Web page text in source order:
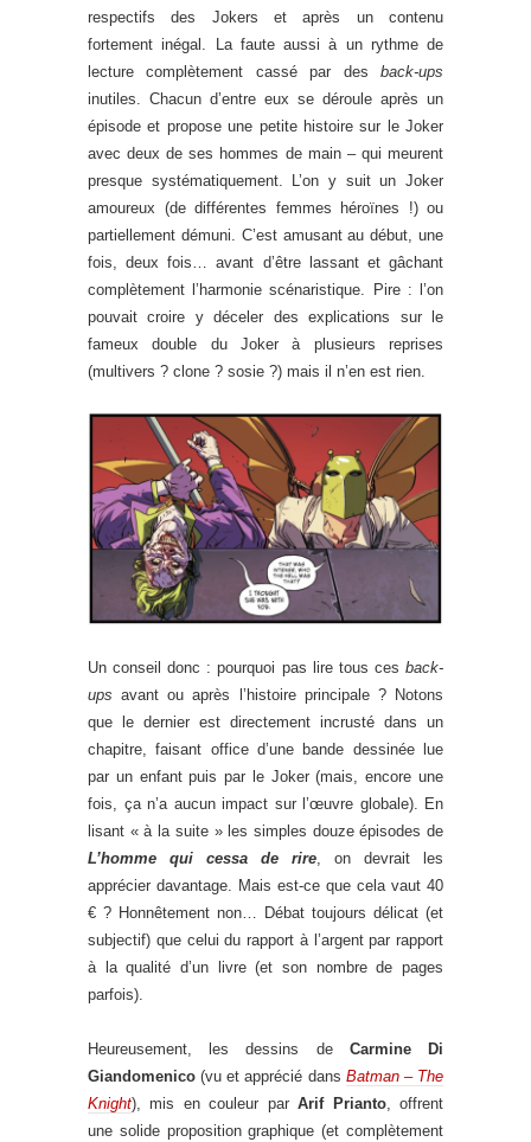
respectifs des Jokers et après un contenu
fortement inégal. La faute aussi à un rythme de
lecture complètement cassé par des back-ups
inutiles. Chacun d’entre eux se déroule après un
épisode et propose une petite histoire sur le Joker
avec deux de ses hommes de main – qui meurent
presque systématiquement. L’on y suit un Joker
amoureux (de différentes femmes héroïnes !) ou
partiellement démuni. C’est amusant au début, une
fois, deux fois… avant d’être lassant et gâchant
complètement l’harmonie scénaristique. Pire : l’on
pouvait croire y déceler des explications sur le
fameux double du Joker à plusieurs reprises
(multivers ? clone ? sosie ?) mais il n’en est rien.
Un conseil donc : pourquoi pas lire tous ces back-
ups avant ou après l’histoire principale ? Notons
que le dernier est directement incrusté dans un
chapitre, faisant office d’une bande dessinée lue
par un enfant puis par le Joker (mais, encore une
fois, ça n’a aucun impact sur l’œuvre globale). En
lisant « à la suite » les simples douze épisodes de
L’homme qui cessa de rire , on devrait les
apprécier davantage. Mais est-ce que cela vaut 40
€ ? Honnêtement non… Débat toujours délicat (et
subjectif) que celui du rapport à l’argent par rapport
à la qualité d’un livre (et son nombre de pages
parfois).
Heureusement, les dessins de Carmine Di
Giandomenico (vu et apprécié dans Batman – The
Knight), mis en couleur parArif Prianto, offrent
une solide proposition graphique (et complètement